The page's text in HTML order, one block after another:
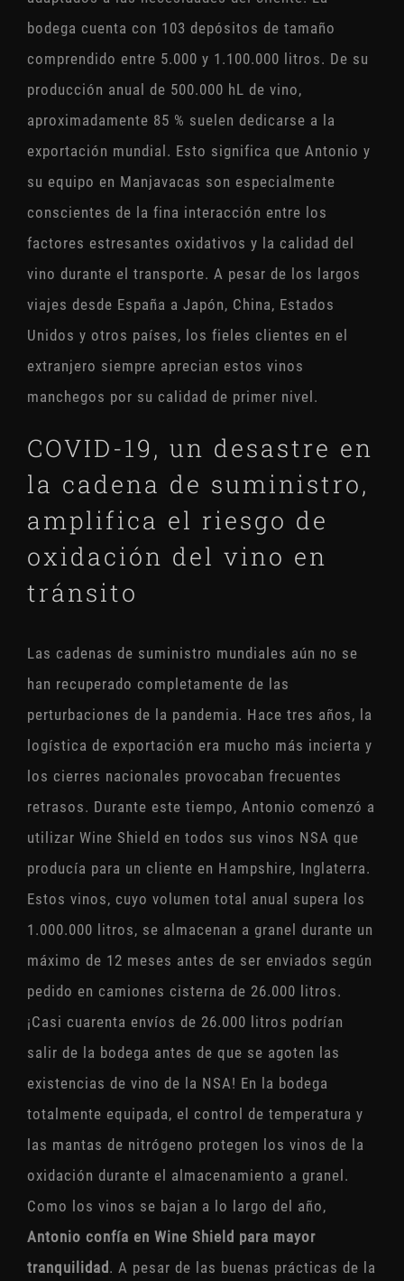
bodega cuenta con 103 depósitos de tamaño
comprendido entre 5.000 y 1.100.000 litros. De su
producción anual de 500.000 hL de vino,
aproximadamente 85 % suelen dedicarse a la
exportación mundial. Esto significa que Antonio y
su equipo en Manjavacas son especialmente
conscientes de la fina interacción entre los
factores estresantes oxidativos y la calidad del
vino durante el transporte. A pesar de los largos
viajes desde España a Japón, China, Estados
Unidos y otros países, los fieles clientes en el
extranjero siempre aprecian estos vinos
manchegos por su calidad de primer nivel.
COVID-19, un desastre en
la cadena de suministro,
amplifica el riesgo de
oxidación del vino en
tránsito
Las cadenas de suministro mundiales aún no se
han recuperado completamente de las
perturbaciones de la pandemia. Hace tres años, la
logística de exportación era mucho más incierta y
los cierres nacionales provocaban frecuentes
retrasos. Durante este tiempo, Antonio comenzó a
utilizar Wine Shield en todos sus vinos NSA que
producía para un cliente en Hampshire, Inglaterra.
Estos vinos, cuyo volumen total anual supera los
1.000.000 litros, se almacenan a granel durante un
máximo de 12 meses antes de ser enviados según
pedido en camiones cisterna de 26.000 litros.
¡Casi cuarenta envíos de 26.000 litros podrían
salir de la bodega antes de que se agoten las
existencias de vino de la NSA! En la bodega
totalmente equipada, el control de temperatura y
las mantas de nitrógeno protegen los vinos de la
oxidación durante el almacenamiento a granel.
Como los vinos se bajan a lo largo del año,
Antonio confía en Wine Shield para mayor
tranquilidad. A pesar de las buenas prácticas de la